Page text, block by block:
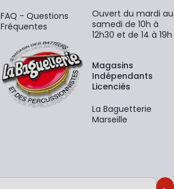
FAQ - Questions
Fréquentes
Ouvert du mardi au
samedi de 10h à
12h30 et de 14 à 19h
Magasins
Indépendants
Licenciés
La Baguetterie
Marseille